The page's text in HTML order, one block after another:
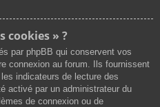
cookies » ?
par phpBB qui conservent vos
connexion au forum. Ils fournissent
indicateurs de lecture des
activé par un administrateur du
de connexion ou de